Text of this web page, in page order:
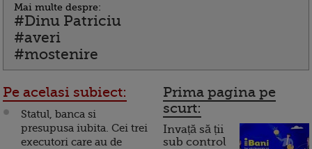
Mai multe despre:
#Dinu Patriciu
#averi
#mostenire
Pe acelasi subiect:
Statul, banca si
presupusa iubita. Cei trei
executori care au de
Prima pagina pe
scurt:
Invață să ții
sub control